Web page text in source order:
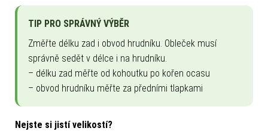
TIP PRO SPRÁVNÝ VÝBĚR
Změřte délku zad i obvod hrudníku. Obleček musí
správně sedět v délce i na hrudníku.
– délku zad měřte od kohoutku po kořen ocasu
– obvod hrudníku měřte za předními tlapkami
Nejste si jistí velikostí?